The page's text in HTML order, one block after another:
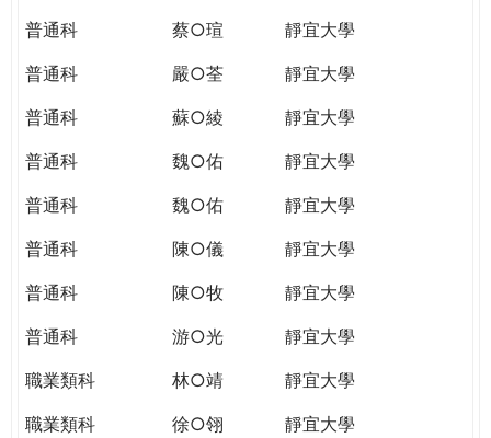
普通科
蔡○瑄
靜宜大學
普通科
嚴○荃
靜宜大學
普通科
蘇○綾
靜宜大學
普通科
魏○佑
靜宜大學
普通科
魏○佑
靜宜大學
普通科
陳○儀
靜宜大學
普通科
陳○牧
靜宜大學
普通科
游○光
靜宜大學
職業類科
林○靖
靜宜大學
職業類科
徐○翎
靜宜大學